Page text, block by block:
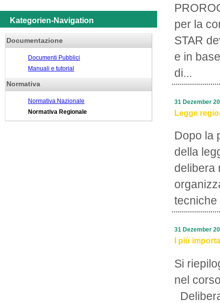
Kategorien-Navigation
Documentazione
Documenti Pubblici
Manuali e tutorial
Normativa
Normativa Nazionale
Normativa Regionale
per la
STAR
e in
di...
Legge
Dopo la
della
delibera
tecniche
31 Dezember
I più
Si
nel
31 Dezember